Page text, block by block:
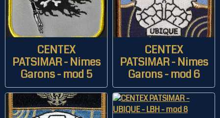
CENTEX
PATSIMAR - Nimes
Garons - mod 5
CENTEX
PATSIMAR - Nimes
Garons - mod 6